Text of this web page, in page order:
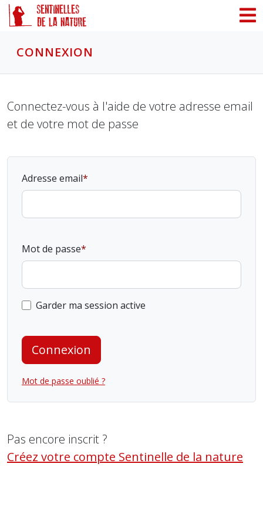
CONNEXION
Connectez-vous à l'aide de votre adresse email
et de votre mot de passe
Adresse email
Mot de passe
Garder ma session active
Connexion
Mot de passe oublié ?
Pas encore inscrit ?
Créez votre compte Sentinelle de la nature
Panneau de gestion des cookies